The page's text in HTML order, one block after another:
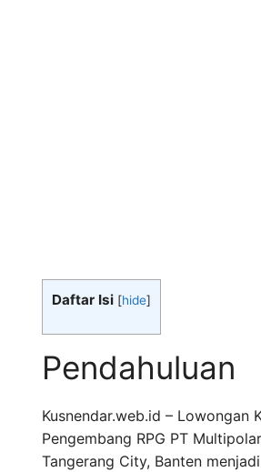
Daftar Isi [hide]
Pendahuluan
Kusnendar.web.id – Lowongan
Pengembang RPG PT
Tangerang City, Banten